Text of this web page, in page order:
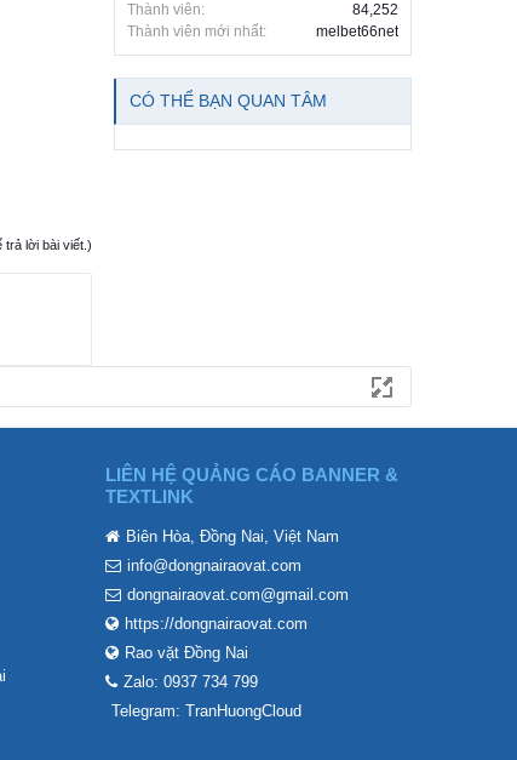
trả lời bài viết.)
Thành viên:
84,252
Thành viên mới nhất:
melbet66net
CÓ THỂ BẠN QUAN TÂM
LIÊN HỆ QUẢNG CÁO BANNER &
TEXTLINK
Biên Hòa, Đồng Nai, Việt Nam
info@dongnairaovat.com
dongnairaovat.com@gmail.com
https://dongnairaovat.com
Rao vặt Đồng Nai
Zalo: 0937 734 799
Telegram: TranHuongCloud